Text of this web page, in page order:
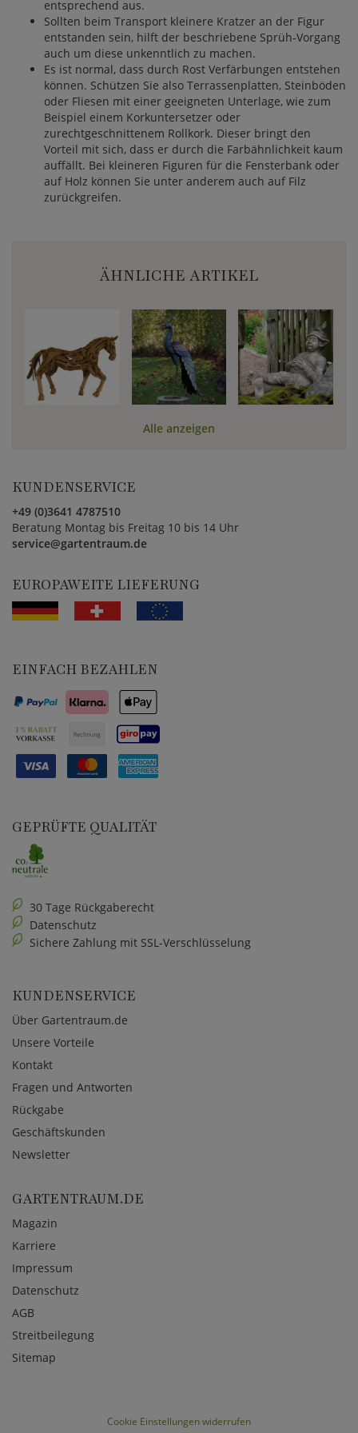
entsprechend aus.
Sollten beim Transport kleinere Kratzer an der Figur
entstanden sein, hilft der beschriebene Sprüh-Vorgang
auch um diese unkenntlich zu machen.
Es ist normal, dass durch Rost Verfärbungen entstehen
können. Schützen Sie also Terrassenplatten, Steinböden
oder Fliesen mit einer geeigneten Unterlage, wie zum
Beispiel einem Korkuntersetzer oder
zurechtgeschnittenem Rollkork. Dieser bringt den
Vorteil mit sich, dass er durch die Farbähnlichkeit kaum
auffällt. Bei kleineren Figuren für die Fensterbank oder
auf Holz können Sie unter anderem auch auf Filz
zurückgreifen.
ÄHNLICHE ARTIKEL
Alle anzeigen
KUNDENSERVICE
+49 (0)3641 4787510
Beratung Montag bis Freitag 10 bis 14 Uhr
service@gartentraum.de
EUROPAWEITE LIEFERUNG
EINFACH BEZAHLEN
GEPRÜFTE QUALITÄT
30 Tage Rückgaberecht
Datenschutz
Sichere Zahlung mit SSL-Verschlüsselung
KUNDENSERVICE
Über Gartentraum.de
Unsere Vorteile
Kontakt
Fragen und Antworten
Rückgabe
Geschäftskunden
Newsletter
GARTENTRAUM.DE
Magazin
Karriere
Impressum
Datenschutz
AGB
Streitbeilegung
Sitemap
Cookie Einstellungen widerrufen